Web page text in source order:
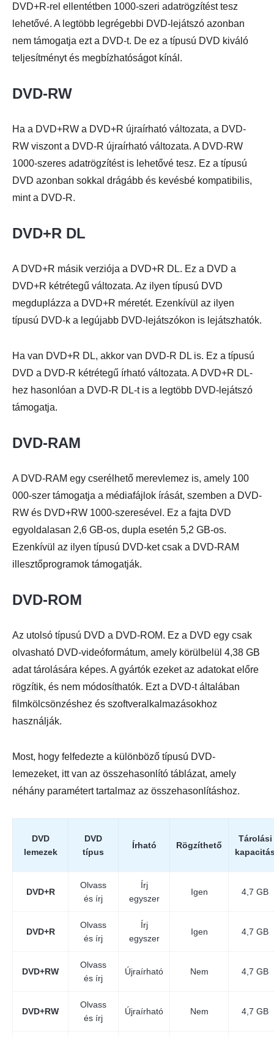
DVD+R-rel ellentétben 1000-szeri adatrögzítést tesz
lehetővé. A legtöbb legrégebbi DVD-lejátszó azonban
nem támogatja ezt a DVD-t. De ez a típusú DVD kiváló
teljesítményt és megbízhatóságot kínál.
DVD-RW
Ha a DVD+RW a DVD+R újraírható változata, a DVD-
RW viszont a DVD-R újraírható változata. A DVD-RW
1000-szeres adatrögzítést is lehetővé tesz. Ez a típusú
DVD azonban sokkal drágább és kevésbé kompatibilis,
mint a DVD-R.
DVD+R DL
A DVD+R másik verziója a DVD+R DL. Ez a DVD a
DVD+R kétrétegű változata. Az ilyen típusú DVD
megduplázza a DVD+R méretét. Ezenkívül az ilyen
típusú DVD-k a legújabb DVD-lejátszókon is lejátszhatók.
Ha van DVD+R DL, akkor van DVD-R DL is. Ez a típusú
DVD a DVD-R kétrétegű írható változata. A DVD+R DL-
hez hasonlóan a DVD-R DL-t is a legtöbb DVD-lejátszó
támogatja.
DVD-RAM
A DVD-RAM egy cserélhető merevlemez is, amely 100
000-szer támogatja a médiafájlok írását, szemben a DVD-
RW és DVD+RW 1000-szeresével. Ez a fajta DVD
egyoldalasan 2,6 GB-os, dupla esetén 5,2 GB-os.
Ezenkívül az ilyen típusú DVD-ket csak a DVD-RAM
illesztőprogramok támogatják.
DVD-ROM
Az utolsó típusú DVD a DVD-ROM. Ez a DVD egy csak
olvasható DVD-videóformátum, amely körülbelül 4,38 GB
adat tárolására képes. A gyártók ezeket az adatokat előre
rögzítik, és nem módosíthatók. Ezt a DVD-t általában
filmkölcsönzéshez és szoftveralkalmazásokhoz
használják.
Most, hogy felfedezte a különböző típusú DVD-
lemezeket, itt van az összehasonlító táblázat, amely
néhány paramétert tartalmaz az összehasonlításhoz.
DVD
lemezek
DVD
típus
Írható Rögzíthető
Tárolási
DVD+R
Olvass
és írj
Írj
egyszer
Igen 4,7 GB
DVD+R
Olvass
és írj
Írj
egyszer
Igen 4,7 GB
DVD+RW
Olvass
és írj
Újraírható Nem 4,7 GB
DVD+RW
Olvass
és írj
Újraírható Nem 4,7 GB